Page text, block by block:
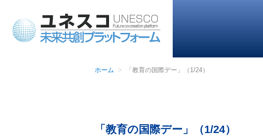
ホーム 「教育の国際デー」（1/24）
「教育の国際デー」（1/24）